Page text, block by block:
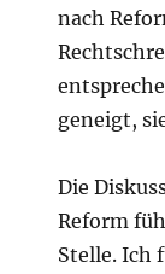
nach
geneigt,
Die
Reform
Stelle. Ich